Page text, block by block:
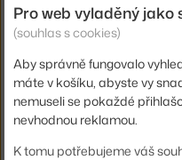
Info k produktu: Minimální
Kód produktu
HAY-AA598-
EAN
Shopping from the EU?
Pro web vyladěný
(souhlas s cookies)
Aby správně fungovalo
máte v košíku, abyste vy
nemuseli se pokaždé
nevhodnou reklamou.
K tomu potřebujeme váš